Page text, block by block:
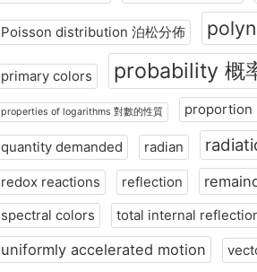
Poisson distribution 泊松分佈
primary colors probability 概
properties of logarithms 對數的性質 proportion
quantity demanded radian
redox reactions reflection
spectral colors
total internal
uniformly accelerated motion